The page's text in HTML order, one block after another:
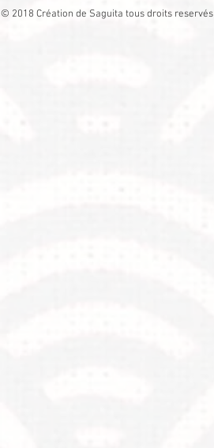
© 2018 Création de Saguita tous droits reservés